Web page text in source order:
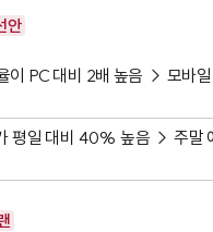
안
이 PC 대비 2배 높음 → 모바
평일 대비 40% 높음 → 주말